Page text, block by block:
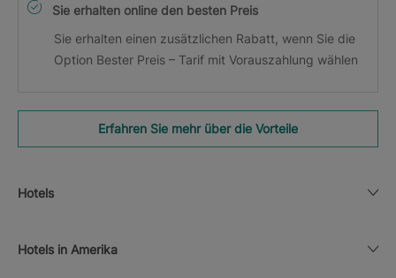
Sie erhalten online den besten Preis
Sie erhalten einen zusätzlichen Rabatt, wenn Sie die
Option Bester Preis – Tarif mit Vorauszahlung wählen
Erfahren Sie mehr über die Vorteile
Hotels
Hotels in Amerika